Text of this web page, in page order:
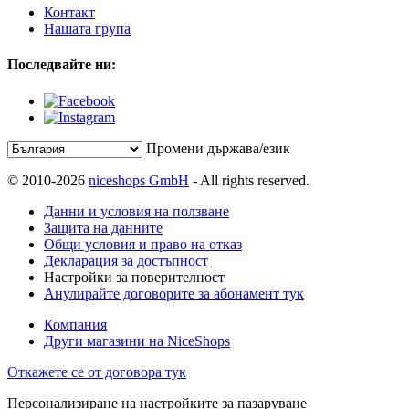
Контакт
Нашата група
Последвайте ни:
Промени държава/език
© 2010-2026 niceshops GmbH - All rights reserved.
Данни и условия на ползване
Защита на данните
Общи условия и право на отказ
Декларация за достъпност
Настройки за поверителност
Анулирайте договорите за абонамент тук
Компания
Други магазини на NiceShops
Откажете се от договора тук
Персонализиране на настройките за пазаруване